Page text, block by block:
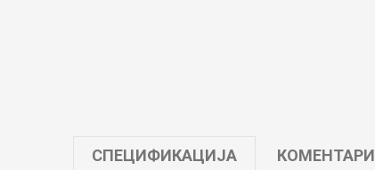
СПЕЦИФИКАЦИЈА КОМЕНТАРИ